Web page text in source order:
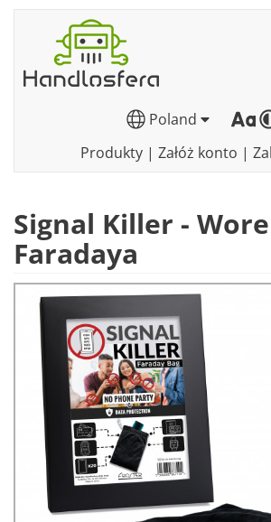
Poland
Produkty| Załóż konto |
Signal Killer -
Faradaya